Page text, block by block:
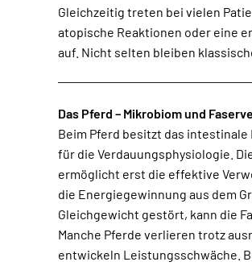
Gleichzeitig treten bei vielen
atopische Reaktionen oder eine
auf. Nicht selten bleiben
immunologisches Schlüsselorgan,
Das Pferd – Mikrobiom und
Beim Pferd besitzt das
für die Verdauungsphysiologie.
ermöglicht erst die effektive
die Energiegewinnung aus dem
Gleichgewicht gestört, kann die
Manche Pferde verlieren trotz
entwickeln Leistungsschwäche.
hinaus werden Zusammenhänge
Verhalten und allgemeinem
Frühjahr und Herbst kann der
Fruktan- und Eiweißgehalte das